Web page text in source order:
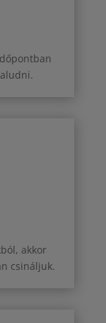
akkor
csináljuk.